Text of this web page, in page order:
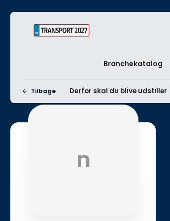
Branchekatalog
Tilbage Derfor skal du blive udstiller
n